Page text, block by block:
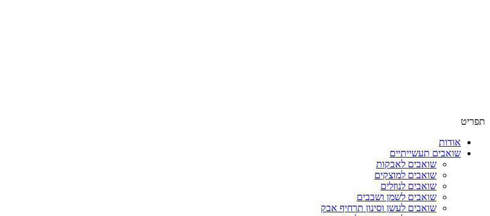
תפריט
אודות
שואבים תעשייתיים
שואבים לאבקות
שואבים למוצקים
שואבים לנוזלים
שואבים לשמן ושבבים
שואבים לעשן וסינון תרחיף אבק